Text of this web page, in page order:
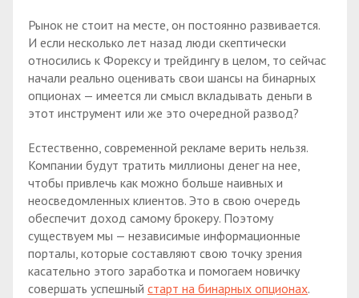
Рынок не стоит на месте, он постоянно развивается.
И если несколько лет назад люди скептически
относились к Форексу и трейдингу в целом, то сейчас
начали реально оценивать свои шансы на бинарных
опционах — имеется ли смысл вкладывать деньги в
этот инструмент или же это очередной развод?
Естественно, современной рекламе верить нельзя.
Компании будут тратить миллионы денег на нее,
чтобы привлечь как можно больше наивных и
неосведомленных клиентов. Это в свою очередь
обеспечит доход самому брокеру. Поэтому
существуем мы — независимые информационные
порталы, которые составляют свою точку зрения
касательно этого заработка и помогаем новичку
совершать успешный старт на бинарных опционах.